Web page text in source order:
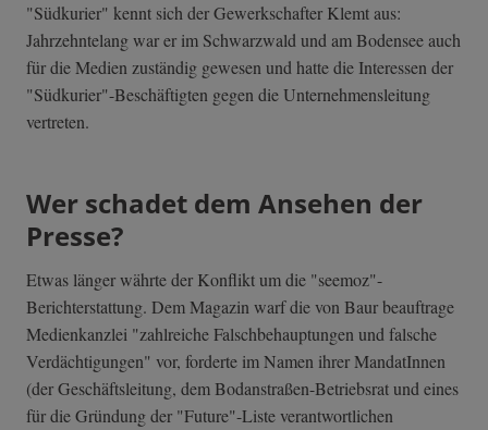
"Südkurier" kennt sich der Gewerkschafter Klemt aus:
Jahrzehntelang war er im Schwarzwald und am Bodensee auch
für die Medien zuständig gewesen und hatte die Interessen der
"Südkurier"-Beschäftigten gegen die Unternehmensleitung
vertreten.
Wer schadet dem Ansehen der
Presse?
Etwas länger währte der Konflikt um die "seemoz"-
Berichterstattung. Dem Magazin warf die von Baur beauftrage
Medienkanzlei "zahlreiche Falschbehauptungen und falsche
Verdächtigungen" vor, forderte im Namen ihrer MandatInnen
(der Geschäftsleitung, dem Bodanstraßen-Betriebsrat und eines
für die Gründung der "Future"-Liste verantwortlichen